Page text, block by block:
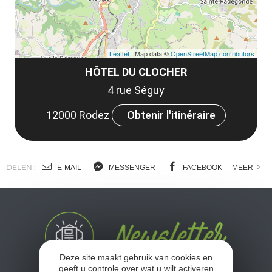
HÔTEL DU CLOCHER
4 rue Séguy
12000 Rodez
Obtenir l'itinéraire
Leaflet | Map data ©OpenStreetMap contributors
DELEN : E-MAIL MESSENGER FACEBOOK MEER
Deze site maakt gebruik van cookies en
geeft u controle over wat u wilt activeren